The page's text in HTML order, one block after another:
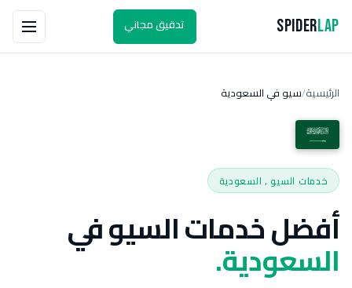
SpiderLap تدقيق مجاني
الرئيسية/سيو في السعودية
خدمات السيو , السعودية
أفضل خدمات السيو في
السعودية.